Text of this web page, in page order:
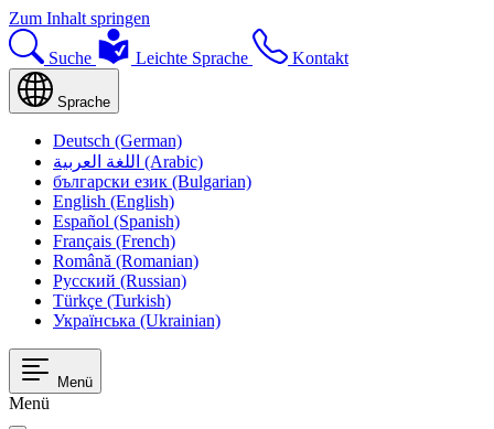
Zum Inhalt springen
Suche Leichte Sprache Kontakt
Sprache
Deutsch (German)
اللغة العربية (Arabic)
български език (Bulgarian)
English (English)
Español (Spanish)
Français (French)
Română (Romanian)
Русский (Russian)
Türkçe (Turkish)
Українська (Ukrainian)
Menü
Menü